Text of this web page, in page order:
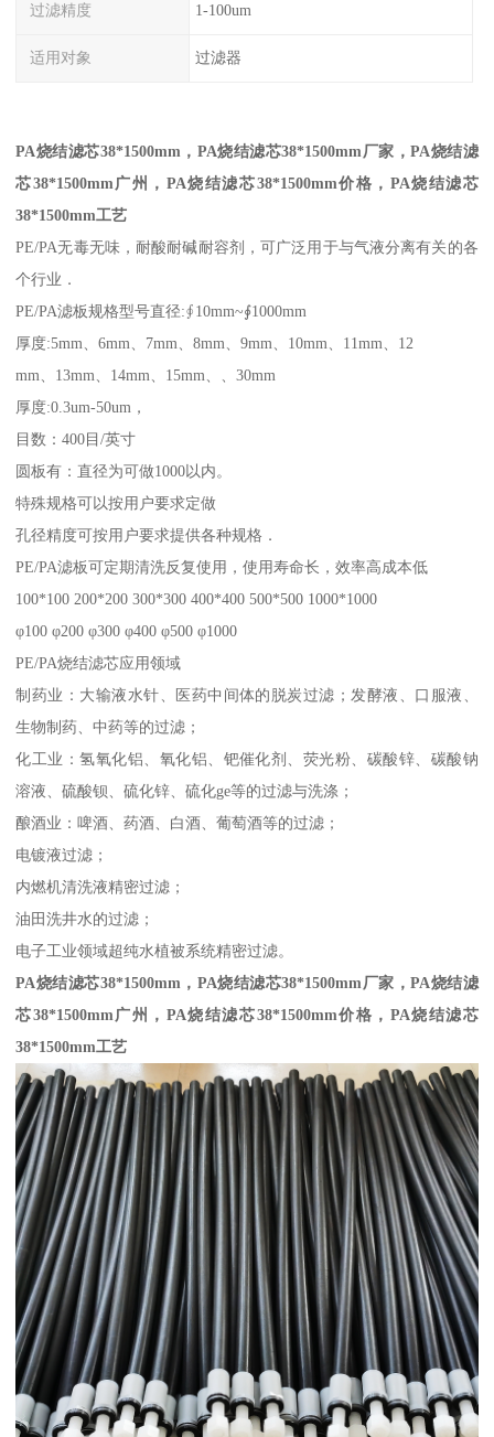
过滤精度 1-100um
适用对象 过滤器
PA烧结滤芯38*1500mm， PA烧结滤芯38*1500mm厂家，PA烧结滤
芯38*1500mm广州， PA烧结滤芯38*1500mm价格， PA烧结滤芯
38*1500mm工艺
PE/PA无毒无味，耐酸耐碱耐容剂，可广泛用于与气液分离有关的各
个行业．
PE/PA滤板规格型号直径:∮10mm~∮1000mm
厚度:5mm、6mm、7mm、8mm、9mm、10mm、11mm、12
mm、13mm、14mm、15mm、、30mm
厚度:0.3um-50um，
目数：400目/英寸
圆板有：直径为可做1000以内。
特殊规格可以按用户要求定做
孔径精度可按用户要求提供各种规格．
PE/PA滤板可定期清洗反复使用，使用寿命长，效率高成本低
100*100 200*200 300*300 400*400 500*500 1000*1000
φ100 φ200 φ300 φ400 φ500 φ1000
PE/PA烧结滤芯应用领域
制药业：大输液水针、医药中间体的脱炭过滤；发酵液、口服液、
生物制药、中药等的过滤；
化工业：氢氧化铝、氧化铝、钯催化剂、荧光粉、碳酸锌、碳酸钠
溶液、硫酸钡、硫化锌、硫化ge等的过滤与洗涤；
酿酒业：啤酒、药酒、白酒、葡萄酒等的过滤；
电镀液过滤；
内燃机清洗液精密过滤；
油田洗井水的过滤；
电子工业领域超纯水植被系统精密过滤。
PA烧结滤芯38*1500mm， PA烧结滤芯38*1500mm厂家，PA烧结滤
芯38*1500mm广州， PA烧结滤芯38*1500mm价格， PA烧结滤芯
38*1500mm工艺